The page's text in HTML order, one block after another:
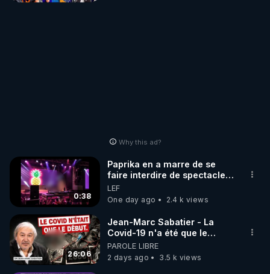
Why this ad?
0:38
Paprika en a marre de se
faire interdire de spectacle.
Elle décide donc de devenir
DJ !
LEF
One day ago
2.4 k views
26:06
Jean-Marc Sabatier - La
Covid-19 n'a été que le
début - L'ARNm & l'ARNm-aa
jusqu où auront-t-il ?
PAROLE LIBRE
2 days ago
3.5 k views